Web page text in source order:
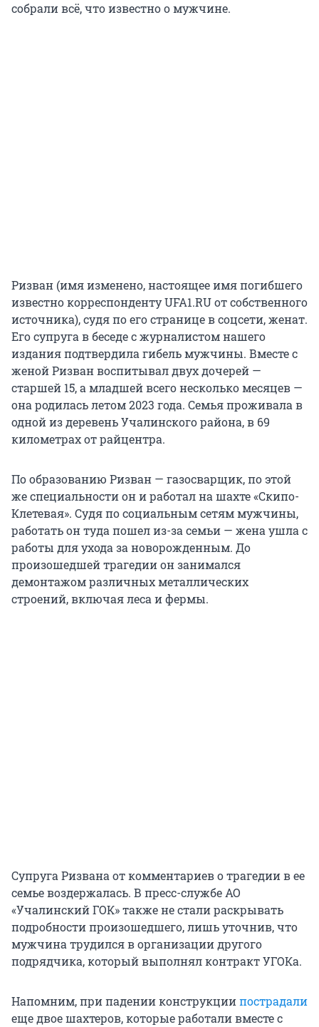
собрали всё, что известно о мужчине.
Ризван (имя изменено, настоящее имя погибшего
известно корреспонденту UFA1.RU от собственного
источника), судя по его странице в соцсети, женат.
Его супруга в беседе с журналистом нашего
издания подтвердила гибель мужчины. Вместе с
женой Ризван воспитывал двух дочерей —
старшей 15, а младшей всего несколько месяцев —
она родилась летом 2023 года. Семья проживала в
одной из деревень Учалинского района, в 69
километрах от райцентра.
По образованию Ризван — газосварщик, по этой
же специальности он и работал на шахте «Скипо-
Клетевая». Судя по социальным сетям мужчины,
работать он туда пошел из-за семьи — жена ушла с
работы для ухода за новорожденным. До
произошедшей трагедии он занимался
демонтажом различных металлических
строений, включая леса и фермы.
Супруга Ризвана от комментариев о трагедии в ее
семье воздержалась. В пресс-службе АО
«Учалинский ГОК» также не стали раскрывать
подробности произошедшего, лишь уточнив, что
мужчина трудился в организации другого
подрядчика, который выполнял контракт УГОКа.
Напомним, при падении конструкциипострадали
еще двое шахтеров, которые работали вместе с